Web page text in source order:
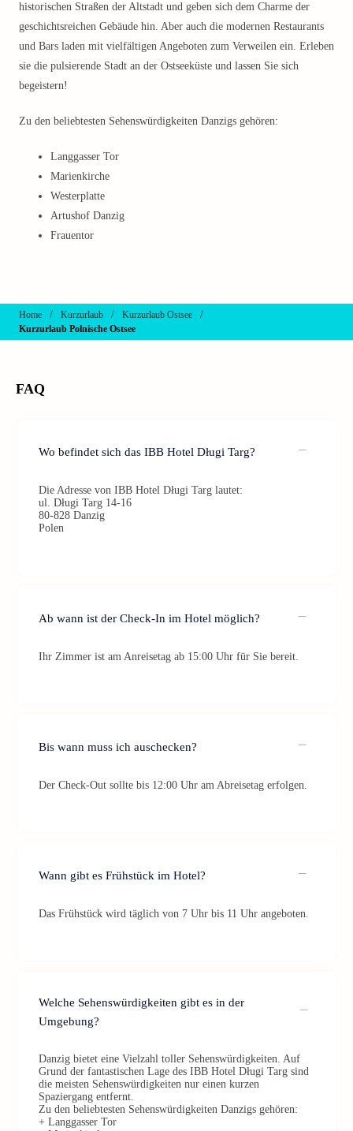
historischen Straßen der Altstadt und geben sich dem Charme der
geschichtsreichen Gebäude hin. Aber auch die modernen Restaurants
und Bars laden mit vielfältigen Angeboten zum Verweilen ein. Erleben
sie die pulsierende Stadt an der Ostseeküste und lassen Sie sich
begeistern!
Zu den beliebtesten Sehenswürdigkeiten Danzigs gehören:
Langgasser Tor
Marienkirche
Westerplatte
Artushof Danzig
Frauentor
Home / Kurzurlaub / Kurzurlaub Ostsee /
Kurzurlaub Polnische Ostsee
FAQ
Wo befindet sich das IBB Hotel Długi Targ?
Die Adresse von IBB Hotel Długi Targ lautet:
ul. Długi Targ 14-16
80-828 Danzig
Polen
Ab wann ist der Check-In im Hotel möglich?
Ihr Zimmer ist am Anreisetag ab 15:00 Uhr für Sie bereit.
Bis wann muss ich auschecken?
Der Check-Out sollte bis 12:00 Uhr am Abreisetag erfolgen.
Wann gibt es Frühstück im Hotel?
Das Frühstück wird täglich von 7 Uhr bis 11 Uhr angeboten.
Welche Sehenswürdigkeiten gibt es in der
Umgebung?
Danzig bietet eine Vielzahl toller Sehenswürdigkeiten. Auf
Grund der fantastischen Lage des IBB Hotel Długi Targ sind
die meisten Sehenswürdigkeiten nur einen kurzen
Spaziergang entfernt.
Zu den beliebtesten Sehenswürdigkeiten Danzigs gehören:
+ Langgasser Tor